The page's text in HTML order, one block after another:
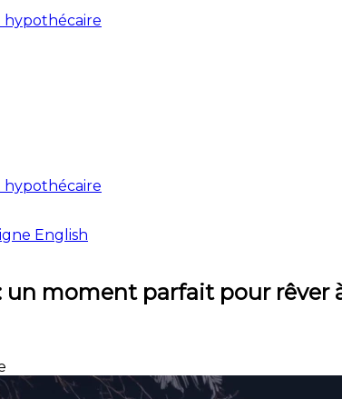
English
un moment parfait pour rêver